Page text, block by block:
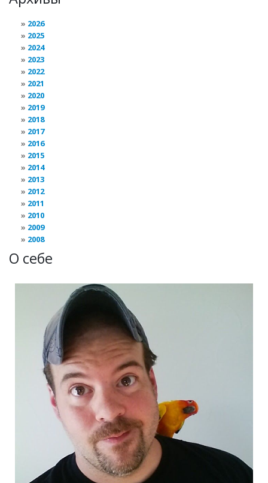
2026
2025
2024
2023
2022
2021
2020
2019
2018
2017
2016
2015
2014
2013
2012
2011
2010
2009
2008
О себе